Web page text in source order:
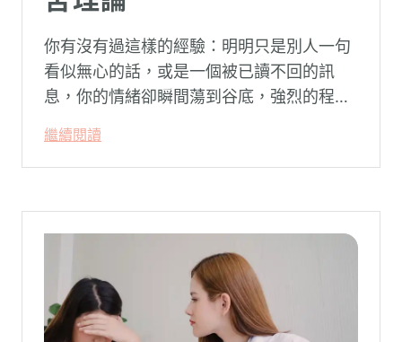
你有沒有過這樣的經驗：明明只是別人一句
看似無心的話，或是一個被已讀不回的訊
息，你的情緒卻瞬間蕩到谷底，強烈的程度
怪：「事情真的有這麼嚴重嗎？」
繼續閱讀